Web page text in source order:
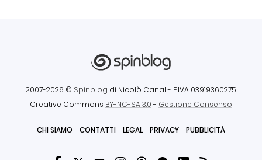
2007-2026 © Spinblog di Nicolò Canal - P.IVA 03919360275
Creative Commons BY-NC-SA 3.0- Gestione Consenso
CHI SIAMO CONTATTI LEGAL PRIVACY PUBBLICITÀ